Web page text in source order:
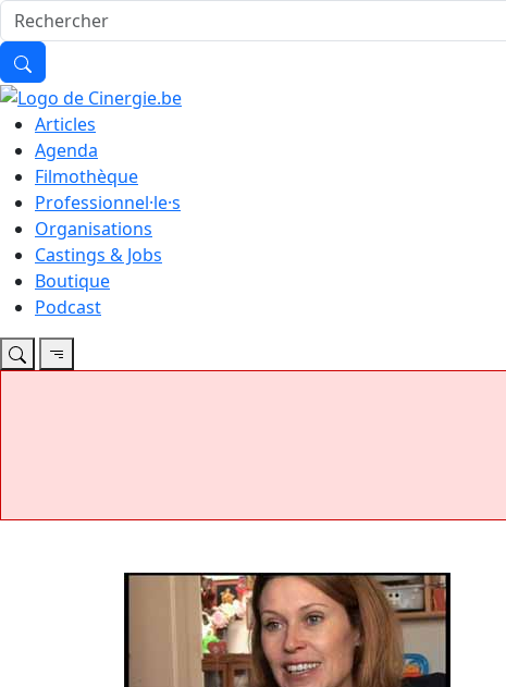
Articles
Agenda
Filmothèque
Professionnel·le·s
Organisations
Castings & Jobs
Boutique
Podcast